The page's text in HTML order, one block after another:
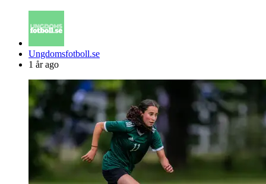
Posted
by
Ungdomsfotboll.se
1 år ago